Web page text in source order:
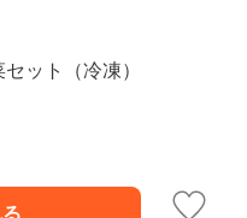
ット（冷凍）